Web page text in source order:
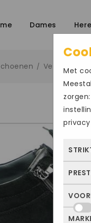
Dames
/ Veterschoen
Met
dus
of je
Met